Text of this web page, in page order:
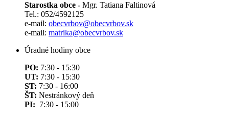
Starostka obce - Mgr. Tatiana Faltinová
Tel.: 052/4592125
e-mail: obecvrbov@obecvrbov.sk
e-mail: matrika@obecvrbov.sk
Úradné hodiny obce
PO: 7:30 - 15:30
UT: 7:30 - 15:30
ST: 7:30 - 16:00
ŠT: Nestránkový deň
PI: 7:30 - 15:00